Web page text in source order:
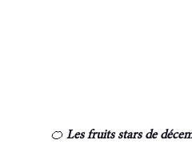
🍊 Les fruits stars de